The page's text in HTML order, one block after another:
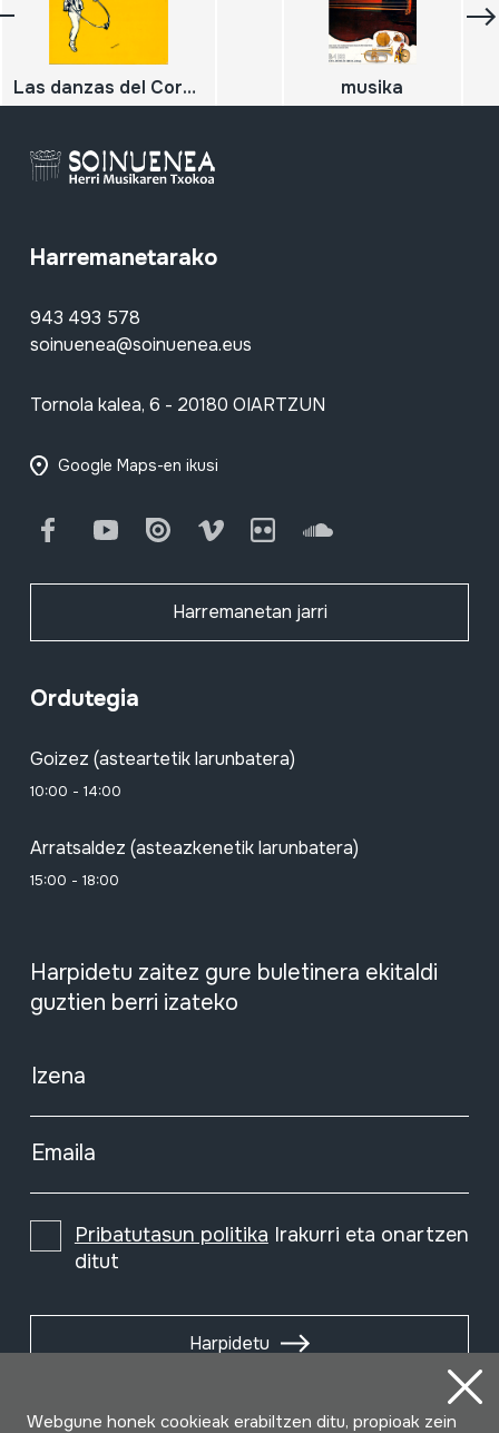
Las danzas del Corpus de Oñate musika
Harremanetarako
943 493 578
soinuenea@soinuenea.eus
Tornola kalea, 6 - 20180 OIARTZUN
Google Maps-en ikusi
FacebookYoutube Issuu Vimeo Flickr SoundCloud
Harremanetan jarri
Ordutegia
Goizez (asteartetik larunbatera)
10:00 - 14:00
Arratsaldez (asteazkenetik larunbatera)
15:00 - 18:00
Harpidetu zaitez gure buletinera ekitaldi
guztien berri izateko
Izena
Emaila
Pribatutasun politika Irakurri eta onartzen
ditut
Harpidetu
Webgune honek cookieak erabiltzen ditu, propioak zein